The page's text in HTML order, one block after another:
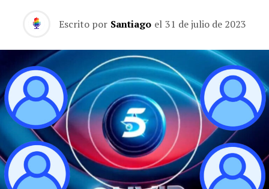
Escrito por Santiago el 31 de julio de 2023